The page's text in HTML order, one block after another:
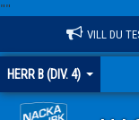
""
VILL DU
HERR B (DIV. 4)